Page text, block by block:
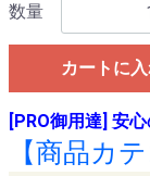
数量
カートに
[PRO御用達] 安
【商品カ